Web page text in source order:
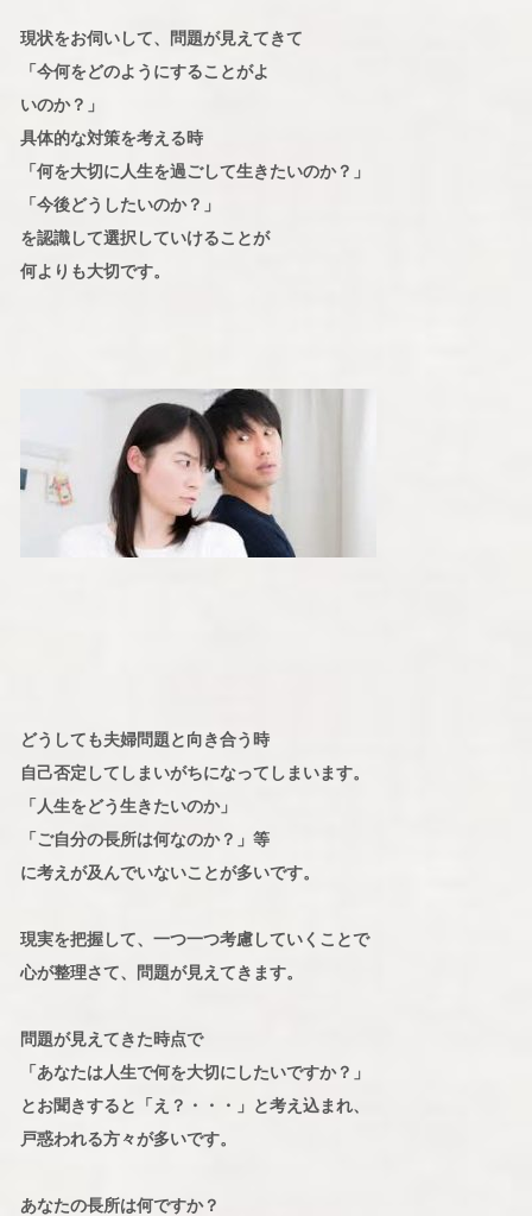
現状をお伺いして、問題が見えてきて
「今何をどのようにすることがよ
いのか？」
具体的な対策を考える時
「何を大切に人生を過ごして生きたいのか？」
「今後どうしたいのか？」
を認識して選択していけることが
何よりも大切です。
どうしても夫婦問題と向き合う時
自己否定してしまいがちになってしまいます。
「人生をどう生きたいのか」
「ご自分の長所は何なのか？」等
に考えが及んでいないことが多いです。
現実を把握して、一つ一つ考慮していくことで
心が整理さて、問題が見えてきます。
問題が見えてきた時点で
「あなたは人生で何を大切にしたいですか？」
とお聞きすると「え？・・・」と考え込まれ、
戸惑われる方々が多いです。
あなたの長所は何ですか？